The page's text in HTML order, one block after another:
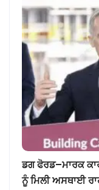
ਡਗ ਫੋਰਡ–ਮਾਰਕ
ਨੂੰ ਮਿਲੀ ਅਸਥਾਈ